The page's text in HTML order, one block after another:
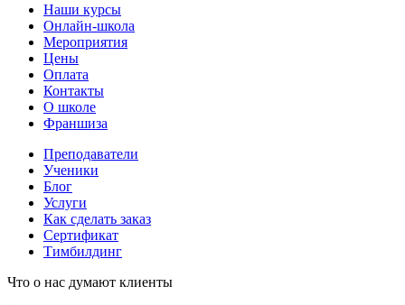
Наши курсы
Онлайн-школа
Мероприятия
Цены
Оплата
Контакты
О школе
Франшиза
Преподаватели
Ученики
Блог
Услуги
Как сделать заказ
Сертификат
Тимбилдинг
Что о нас думают клиенты